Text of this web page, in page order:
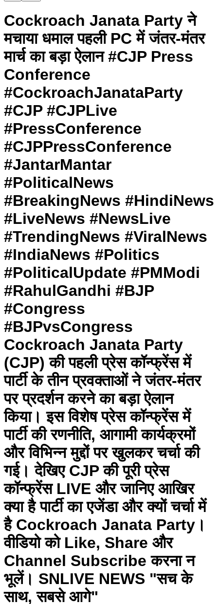
Cockroach Janata Party ने
मचाया धमाल पहली PC में जंतर-मंतर
मार्च का बड़ा ऐलान #CJP Press
Conference
#CockroachJanataParty
#CJP #CJPLive
#PressConference
#CJPPressConference
#JantarMantar
#PoliticalNews
#BreakingNews #HindiNews
#LiveNews #NewsLive
#TrendingNews #ViralNews
#IndiaNews #Politics
#PoliticalUpdate #PMModi
#RahulGandhi #BJP
#Congress
#BJPvsCongress
Cockroach Janata Party
(CJP) की पहली प्रेस कॉन्फ्रेंस में
पार्टी के तीन प्रवक्ताओं ने जंतर-मंतर
पर प्रदर्शन करने का बड़ा ऐलान
किया। इस विशेष प्रेस कॉन्फ्रेंस में
पार्टी की रणनीति, आगामी कार्यक्रमों
और विभिन्न मुद्दों पर खुलकर चर्चा की
गई। देखिए CJP की पूरी प्रेस
कॉन्फ्रेंस LIVE और जानिए आखिर
क्या है पार्टी का एजेंडा और क्यों चर्चा में
है Cockroach Janata Party।
वीडियो को Like, Share और
Channel Subscribe करना न
भूलें। SNLIVE NEWS "सच के
साथ, सबसे आगे"